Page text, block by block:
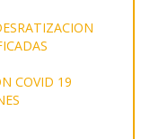
COVID 19